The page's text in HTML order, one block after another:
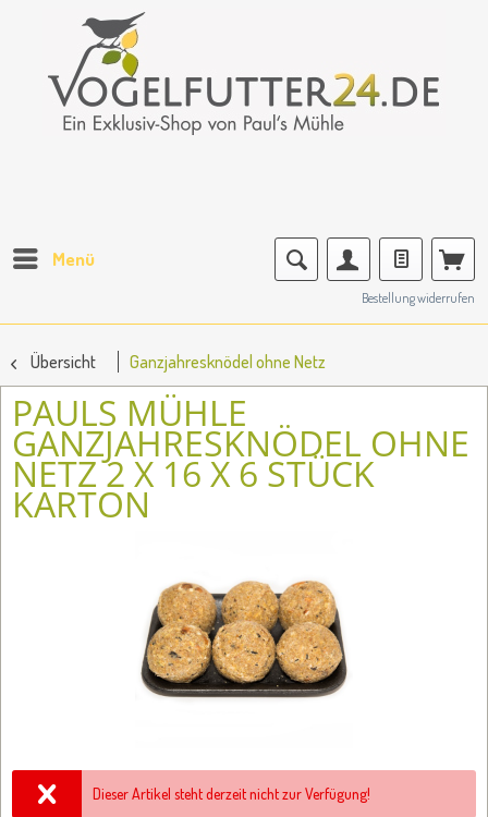
Menü
Bestellung widerrufen
Übersicht Ganzjahresknödel ohne Netz
PAULS MÜHLE
GANZJAHRESKNÖDEL OHNE
NETZ 2 X 16 X 6 STÜCK
KARTON
Dieser Artikel steht derzeit nicht zur Verfügung!